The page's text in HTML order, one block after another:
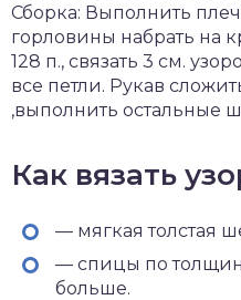
Сборка: Выполнить
горловины набрать на
128 п., связать 3 см.
все петли. Рукав
,выполнить остальные
Как вязать
— мягкая толстая
— спицы по
больше.